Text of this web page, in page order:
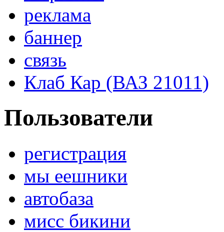
реклама
баннер
связь
Клаб Кар (ВАЗ 21011)
Пользователи
регистрация
мы еешники
автобаза
мисс бикини